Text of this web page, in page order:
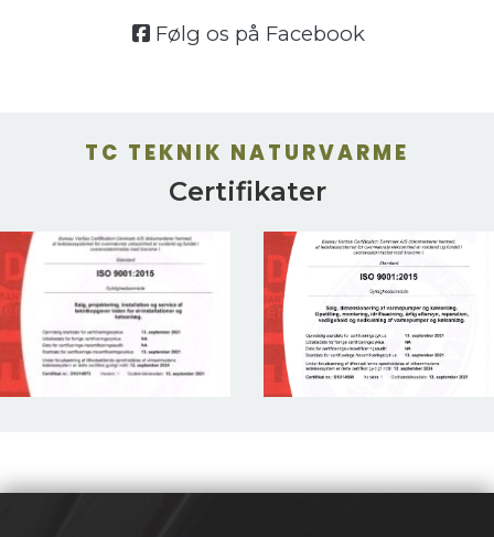
Følg os på Facebook
TC TEKNIK NATURVARME
Certifikater